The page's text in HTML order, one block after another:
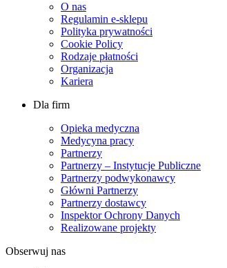
O nas
Regulamin e-sklepu
Polityka prywatności
Cookie Policy
Rodzaje płatności
Organizacja
Kariera
Dla firm
Opieka medyczna
Medycyna pracy
Partnerzy
Partnerzy – Instytucje Publiczne
Partnerzy podwykonawcy
Główni Partnerzy
Partnerzy dostawcy
Inspektor Ochrony Danych
Realizowane projekty
Obserwuj nas